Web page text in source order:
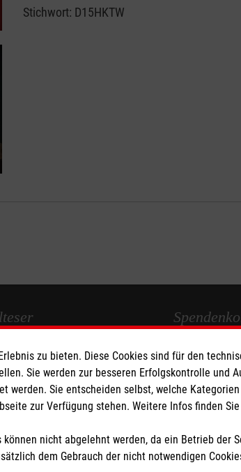
Stichwort: D15HKTW
Deutschland
Empfänger:
IBAN: DE39
BIC:
zu bieten. Diese Cookies sind für den
Sie werden zur besseren Erfolgskontrolle und
werden. Sie entscheiden selbst, welche
zur Verfügung stehen. Weitere Infos finden
können nicht abgelehnt werden, da ein Betrieb der
dem Gebrauch der nicht notwendigen